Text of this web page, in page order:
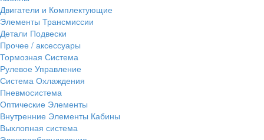
Двигатели и Комплектующие
Элементы Трансмиссии
Детали Подвески
Прочее / аксессуары
Тормозная Система
Рулевое Управление
Система Охлаждения
Пневмосистема
Оптические Элементы
Внутренние Элементы Кабины
Выхлопная система